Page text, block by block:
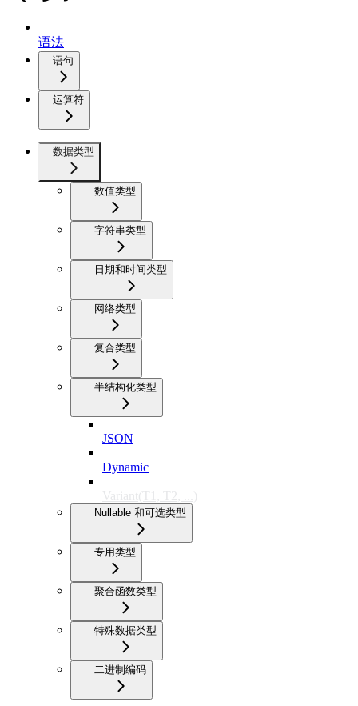
语法
语句
运算符
数据类型
数值类型
字符串类型
日期和时间类型
网络类型
复合类型
半结构化类型
JSON
Dynamic
Variant(T1, T2, ...)
Nullable 和可选类型
专用类型
聚合函数类型
特殊数据类型
二进制编码